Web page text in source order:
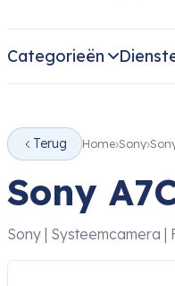
Categorieën
Terug Home Sony
Sony
Sony | Systeemcamera |